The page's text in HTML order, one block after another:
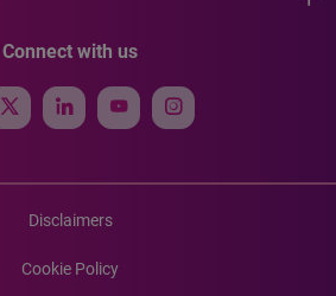
Connect with us
Disclaimers
Cookie Policy